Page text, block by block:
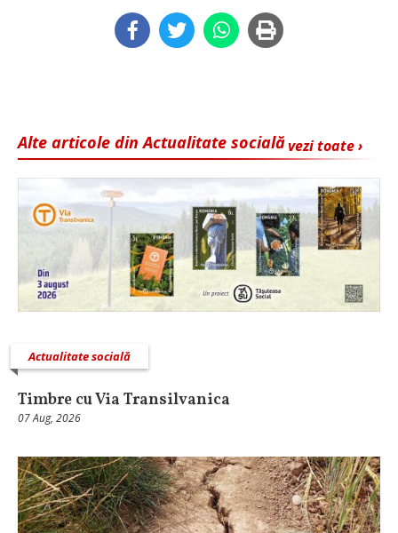
vezi toate ›
Alte articole din Actualitate socială
Actualitate socială
Timbre cu Via Transilvanica
07 Aug, 2026